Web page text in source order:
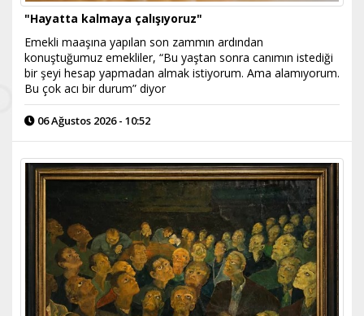
"Hayatta kalmaya çalışıyoruz"
Emekli maaşına yapılan son zammın ardından
konuştuğumuz emekliler, “Bu yaştan sonra canımın istediği
bir şeyi hesap yapmadan almak istiyorum. Ama alamıyorum.
Bu çok acı bir durum” diyor
06 Ağustos 2026 - 10:52